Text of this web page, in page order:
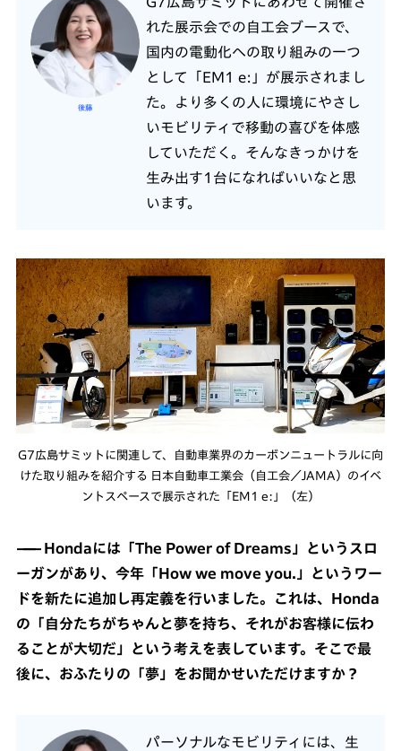
後藤
れた展示会での自工会ブースで、
国内の電動化への取り組みの一つ
として「EM1 e:」が展示されまし
た。より多くの人に環境にやさし
いモビリティで移動の喜びを体感
していただく。そんなきっかけを
生み出す1台になればいいなと思
います。
G7広島サミットに関連して、自動車業界のカーボンニュートラルに向
けた取り組みを紹介する 日本自動車工業会（自工会／JAMA）のイベ
ントスペースで展示された「EM1 e:」（左）
Hondaには「The Power of Dreams」というスロ
ーガンがあり、今年「How we move you.」というワー
ドを新たに追加し再定義を行いました。これは、Honda
の「自分たちがちゃんと夢を持ち、それがお客様に伝わ
ることが大切だ」という考えを表しています。そこで最
後に、おふたりの「夢」をお聞かせいただけますか？
パーソナルなモビリティには、生